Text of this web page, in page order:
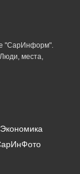
"СарИнформ".
места,
Экономика